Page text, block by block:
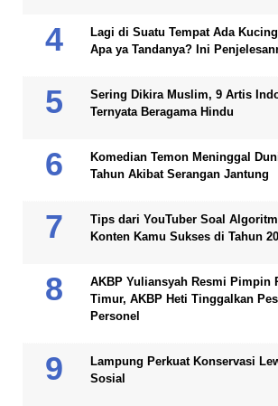
Lagi di Suatu Tempat Ada
Apa ya Tandanya? Ini
Sering Dikira Muslim, 9 Artis
Ternyata Beragama Hindu
Komedian Temon Meninggal
Tahun Akibat Serangan Jantung
Tips dari YouTuber Soal
Konten Kamu Sukses di Tahun
AKBP Yuliansyah Resmi Pimpin
Timur, AKBP Heti Tinggalkan
Personel
Lampung Perkuat Konservasi
Sosial